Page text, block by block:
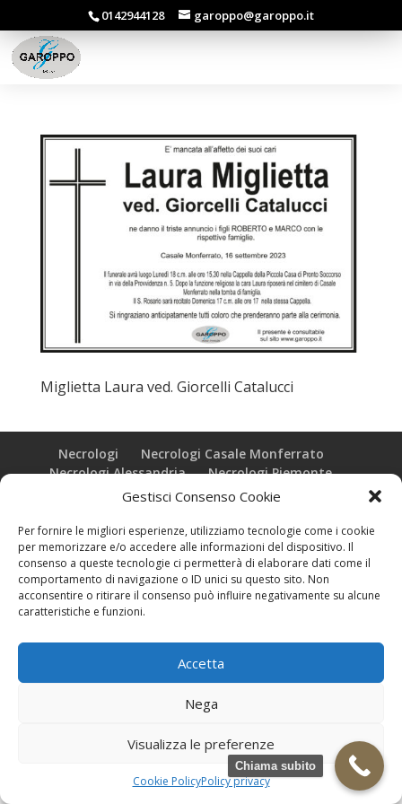
Gestisci Consenso Cookie
Per fornire le migliori esperienze, utilizziamo tecnologie come i cookie
per memorizzare e/o accedere alle informazioni del dispositivo. Il
consenso a queste tecnologie ci permetterà di elaborare dati come il
comportamento di navigazione o ID unici su questo sito. Non
acconsentire o ritirare il consenso può influire negativamente su alcune
caratteristiche e funzioni.
Accetta
Nega
Visualizza le preferenze
Cookie PolicyPolicy privacy
0142944128 garoppo@garoppo.it
Miglietta Laura ved. Giorcelli Catalucci
Necrologi
Necrologi Casale Monferrato
Necrologi Alessandria
Necrologi Piemonte
Casale Monferrato info@zeropensieri-cloud
Chiama subito